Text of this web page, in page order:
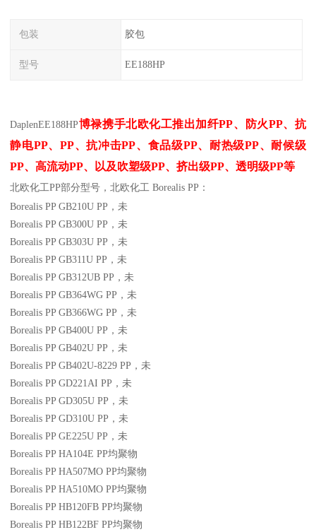
包装 胶包
型号 EE188HP
DaplenEE188HP博禄携手北欧化工推出加纤PP、防火PP、抗
静电PP、PP、抗冲击PP、食品级PP、耐热级PP、耐候级
PP、高流动PP、以及吹塑级PP、挤出级PP、透明级PP等
北欧化工PP部分型号，北欧化工 Borealis PP：
Borealis PP GB210U PP ，未
Borealis PP GB300U PP ，未
Borealis PP GB303U PP ，未
Borealis PP GB311U PP ，未
Borealis PP GB312UB PP ，未
Borealis PP GB364WG PP ，未
Borealis PP GB366WG PP ，未
Borealis PP GB400U PP ，未
Borealis PP GB402U PP ，未
Borealis PP GB402U-8229 PP ，未
Borealis PP GD221AI PP ，未
Borealis PP GD305U PP ，未
Borealis PP GD310U PP ，未
Borealis PP GE225U PP ，未
Borealis PP HA104E PP均聚物
Borealis PP HA507MO PP均聚物
Borealis PP HA510MO PP均聚物
Borealis PP HB120FB PP均聚物
Borealis PP HB122BF PP均聚物